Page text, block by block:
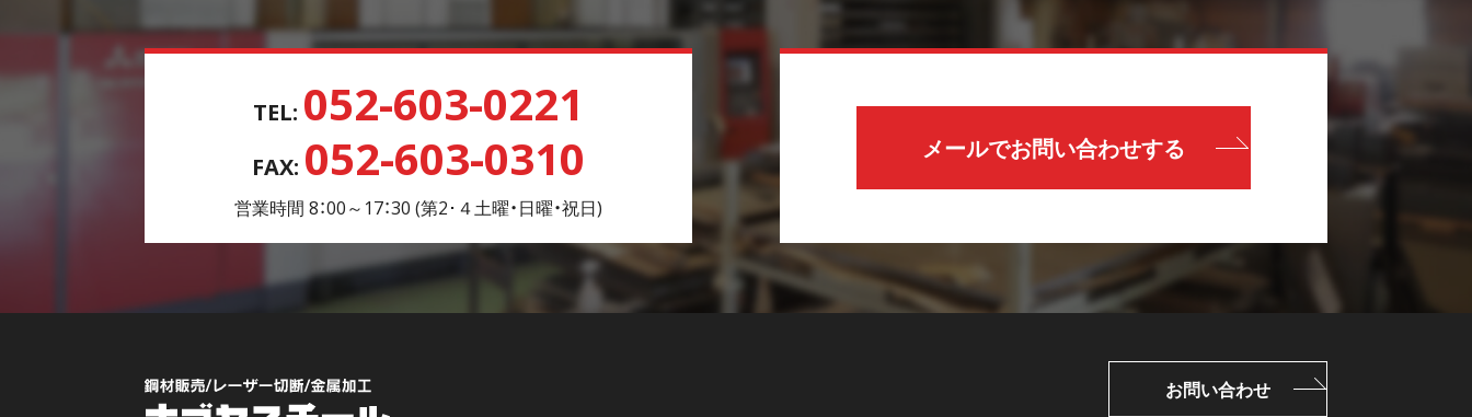
TEL: 052-603-0221
FAX: 052-603-0310
営業時間 8：00～17：30 (第2･４土曜・日曜・祝日)
メールでお問い合わせする
お問い合わせ